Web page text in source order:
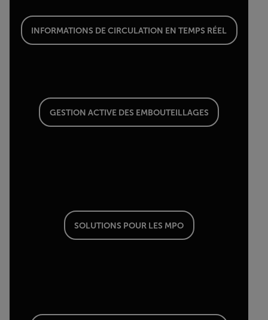
INFORMATIONS DE CIRCULATION EN TEMPS RÉEL
GESTION ACTIVE DES EMBOUTEILLAGES
SOLUTIONS POUR LES MPO